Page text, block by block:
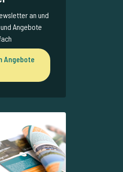
an und
Angebote
Angebote